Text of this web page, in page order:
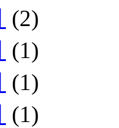
(2)
(1)
(1)
(1)